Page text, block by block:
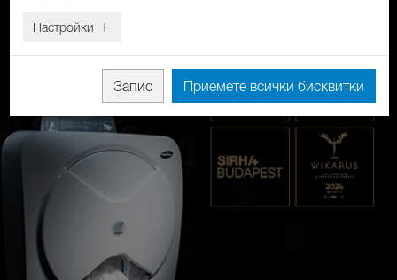
Настройки
Запис Приемете всички бисквитки